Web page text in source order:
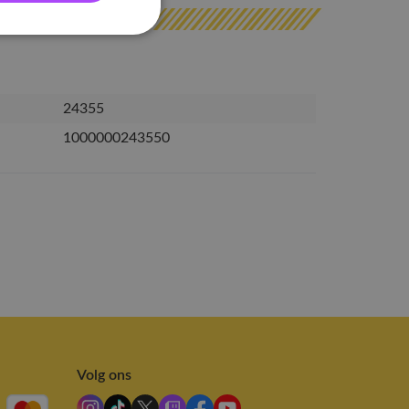
24355
1000000243550
Volg ons